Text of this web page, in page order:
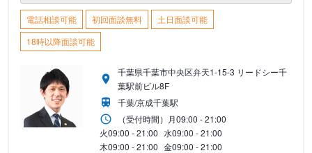
電話相談可能 初回面談無料
土日面談可能
18時以降面談可能
千葉県千葉市中央区弁天1-15-3 リードシー千
葉駅前ビル8F
千葉/京成千葉駅
（受付時間） 月09:00 - 21:00
火09:00 - 21:00 水09:00 - 21:00
木09:00 - 21:00 金09:00 - 21:00